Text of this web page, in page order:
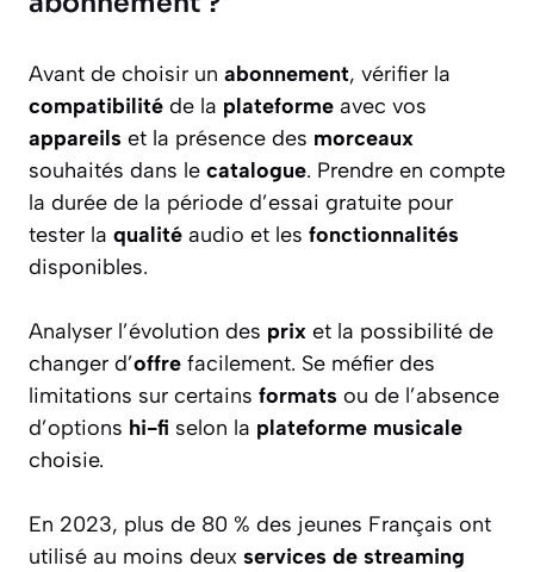
Avant de choisir un abonnement, vérifier la
compatibilité de la plateforme avec vos
appareils et la présence des morceaux
souhaités dans le catalogue. Prendre en compte
la durée de la période d’essai gratuite pour
tester la qualité audio et les fonctionnalités
disponibles.
Analyser l’évolution des prix et la possibilité de
changer d’offre facilement. Se méfier des
limitations sur certains formats ou de l’absence
d’options hi-fi selon la plateforme musicale
choisie.
En 2023, plus de 80 % des jeunes Français ont
utilisé au moins deux services de streaming